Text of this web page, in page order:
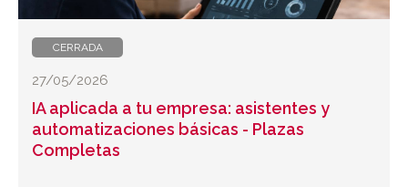
CERRADA
27/05/2026
IA aplicada a tu empresa: asistentes y
automatizaciones básicas - Plazas
Completas